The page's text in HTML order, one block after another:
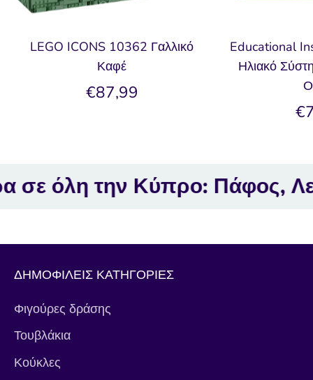
LEGO ICONS 10362 Γαλλικό
Καφέ
€87,99
Educational
Ηλιακό
την Κύπρο: Πάφος, Λεμεσός,
ΔΗΜΟΦΙΛΕΙΣ ΚΑΤΗΓΟΡΙΕΣ
Φιγούρες δράσης
Τουβλάκια
Κούκλες